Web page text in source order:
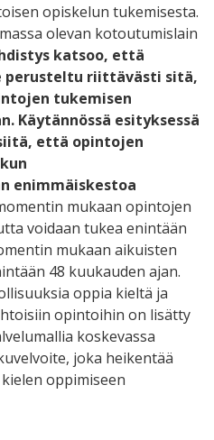
opiskelun tukemisesta.
olevan kotoutumislain
katsoo, että
perusteltu riittävästi sitä,
tukemisen
Käytännössä esityksessä
että opintojen
enimmäiskestoa
mukaan opintojen
voidaan tukea enintään
mukaan aikuisten
48 kuukauden ajan.
oppia kieltä ja
opintoihin on lisätty
koskevassa
joka heikentää
oppimiseen